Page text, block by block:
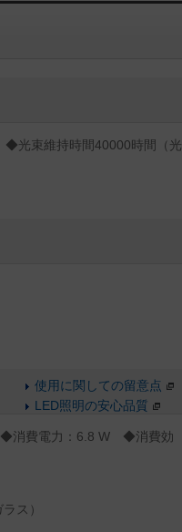
束維持時間40000時間（光
使用に関しての留意点
LED照明の安心品質
消費電力：6.8 W ◆消費効
ス）